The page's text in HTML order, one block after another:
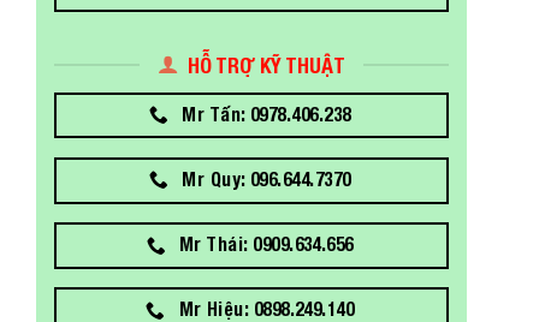
HỖ TRỢ KỸ THUẬT
Mr Tấn: 0978.406.238
Mr Quy: 096.644.7370
Mr Thái: 0909.634.656
Mr Hiệu: 0898.249.140